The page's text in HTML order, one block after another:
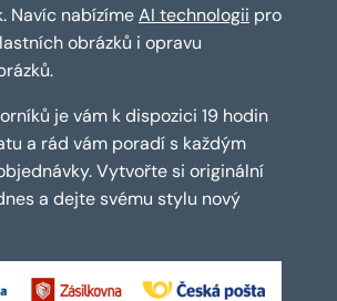
Navíc nabízímeAI technologii pro
obrázků i opravu
je vám k dispozici 19 hodin
a rád vám poradí s každým
Vytvořte si originální
a dejte svému stylu nový